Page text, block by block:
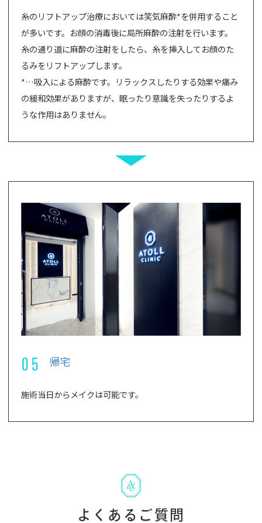
糸のリフトアップ治療においては笑気麻酔*を併用すること
が多いです。お顔の消毒後に局所麻酔の注射を行います。
糸の通り道に麻酔の注射をしたら、糸を挿入してお顔のた
るみをリフトアップします。
*…吸入による麻酔です。リラックスしたりする効果や痛み
の緩和効果がありますが、眠ったり意識を失ったりするよ
うな作用はありません。
05 帰宅
施術当日からメイクは可能です。
よくあるご質問